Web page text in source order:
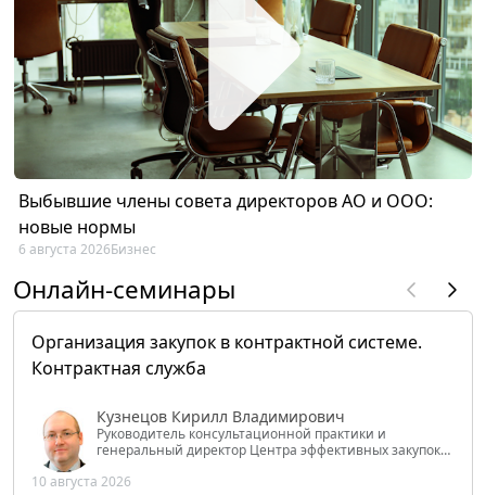
Выбывшие члены совета директоров АО и ООО:
новые нормы
6 августа 2026Бизнес
Онлайн-семинары
Организация закупок в контрактной системе.
Контрактная служба
Кузнецов Кирилл Владимирович
Руководитель консультационной практики и
генеральный директор Центра эффективных закупок
РФ
10 августа 2026